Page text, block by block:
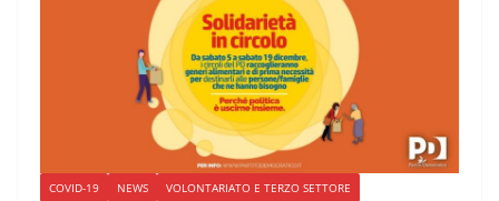
COVID-19 NEWS VOLONTARIATO E TERZO SETTORE